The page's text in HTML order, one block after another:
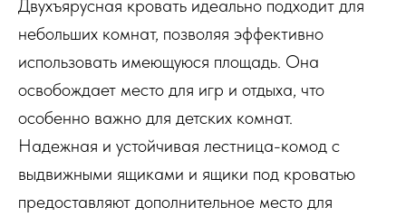
Двухъярусная кровать идеально подходит для
небольших комнат, позволяя эффективно
использовать имеющуюся площадь. Она
освобождает место для игр и отдыха, что
особенно важно для детских комнат.
Надежная и устойчивая лестница-комод с
выдвижными ящиками и ящики под кроватью
предоставляют дополнительное место для